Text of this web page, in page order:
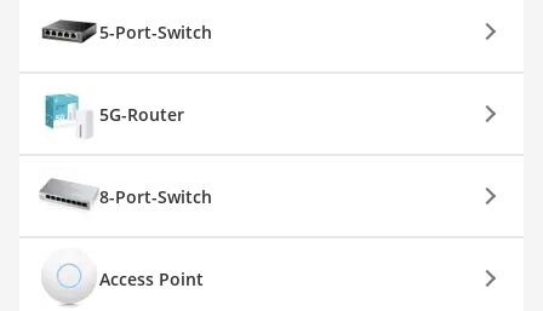
5-Port-Switch
5G-Router
8-Port-Switch
Access Point